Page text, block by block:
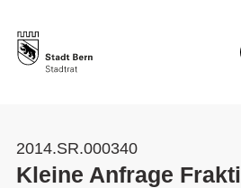
2014.SR.000340
Kleine Anfrage